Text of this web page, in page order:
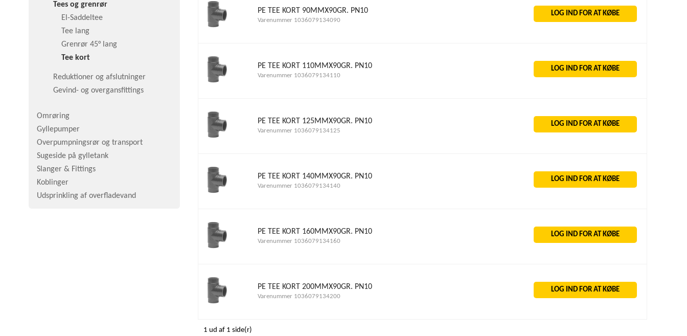
Tees og grenrør
El-Saddeltee
Tee lang
Grenrør 45° lang
Tee kort
Reduktioner og afslutninger
Gevind- og overgansfittings
Omrøring
Gyllepumper
Overpumpningsrør og transport
Sugeside på gylletank
Slanger & Fittings
Koblinger
Udsprinkling af overfladevand
PE TEE KORT 90MMX90GR. PN10
Varenummer 1036079134090
LOG IND FOR AT KØBE
PE TEE KORT 110MMX90GR. PN10
Varenummer 1036079134110
LOG IND FOR AT KØBE
PE TEE KORT 125MMX90GR. PN10
Varenummer 1036079134125
LOG IND FOR AT KØBE
PE TEE KORT 140MMX90GR. PN10
Varenummer 1036079134140
LOG IND FOR AT KØBE
PE TEE KORT 160MMX90GR. PN10
Varenummer 1036079134160
LOG IND FOR AT KØBE
PE TEE KORT 200MMX90GR. PN10
Varenummer 1036079134200
LOG IND FOR AT KØBE
1 ud af 1 side(r)